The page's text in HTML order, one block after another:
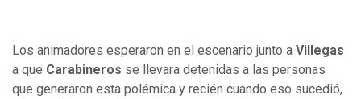
Los animadores esperaron en el escenario junto a Villegas
a que Carabineros se llevara detenidas a las personas
que generaron esta polémica y recién cuando eso sucedió,